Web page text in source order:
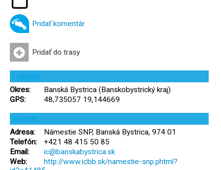
Pridať komentár
Pridať do trasy
Lokalita
Okres:
Banská Bystrica (Banskobystrický kraj)
GPS:
48,735057 19,144669
Kontakt
Adresa:
Námestie SNP, Banská Bystrica, 974 01
Telefón:
+421 48 415 50 85
Email:
ic@banskabystrica.sk
Web:
http://www.icbb.sk/namestie-snp.phtml?